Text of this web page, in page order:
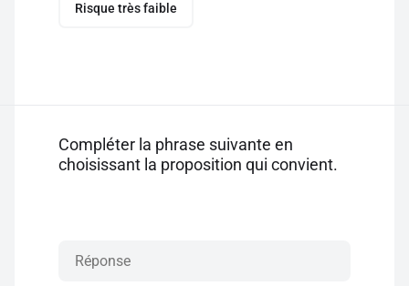
Risque très faible
Compléter la phrase suivante en
choisissant la proposition qui convient.